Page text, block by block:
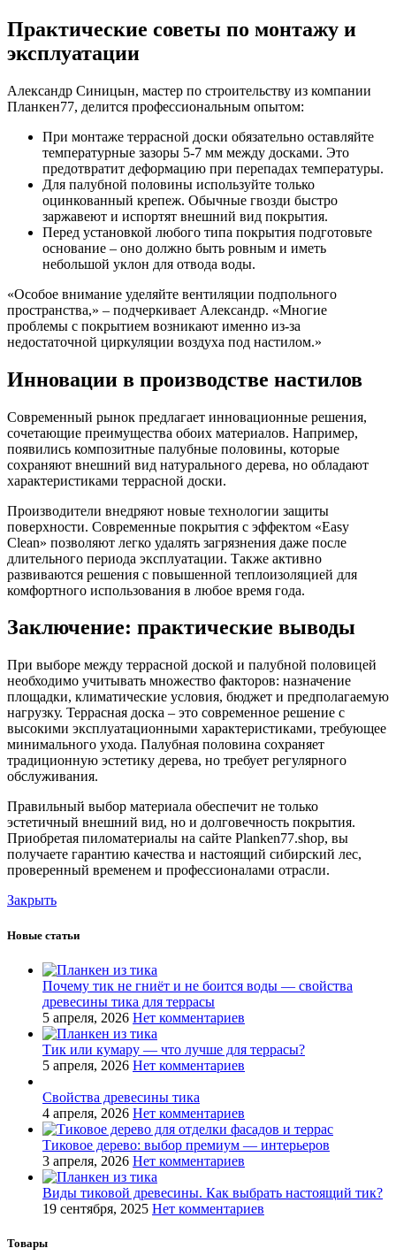
Практические советы по монтажу и
эксплуатации
Александр Синицын, мастер по строительству из компании
Планкен77, делится профессиональным опытом:
При монтаже террасной доски обязательно оставляйте
температурные зазоры 5-7 мм между досками. Это
предотвратит деформацию при перепадах температуры.
Для палубной половины используйте только
оцинкованный крепеж. Обычные гвозди быстро
заржавеют и испортят внешний вид покрытия.
Перед установкой любого типа покрытия подготовьте
основание – оно должно быть ровным и иметь
небольшой уклон для отвода воды.
«Особое внимание уделяйте вентиляции подпольного
пространства,» – подчеркивает Александр. «Многие
проблемы с покрытием возникают именно из-за
недостаточной циркуляции воздуха под настилом.»
Инновации в производстве настилов
Современный рынок предлагает инновационные решения,
сочетающие преимущества обоих материалов. Например,
появились композитные палубные половины, которые
сохраняют внешний вид натурального дерева, но обладают
характеристиками террасной доски.
Производители внедряют новые технологии защиты
поверхности. Современные покрытия с эффектом «Easy
Clean» позволяют легко удалять загрязнения даже после
длительного периода эксплуатации. Также активно
развиваются решения с повышенной теплоизоляцией для
комфортного использования в любое время года.
Заключение: практические выводы
При выборе между террасной доской и палубной половицей
необходимо учитывать множество факторов: назначение
площадки, климатические условия, бюджет и предполагаемую
нагрузку. Террасная доска – это современное решение с
высокими эксплуатационными характеристиками, требующее
минимального ухода. Палубная половина сохраняет
традиционную эстетику дерева, но требует регулярного
обслуживания.
Правильный выбор материала обеспечит не только
эстетичный внешний вид, но и долговечность покрытия.
Приобретая пиломатериалы на сайте Planken77.shop, вы
получаете гарантию качества и настоящий сибирский лес,
проверенный временем и профессионалами отрасли.
Закрыть
Новые статьи
Почему тик не гниёт и не боится воды — свойства
древесины тика для террасы
5 апреля, 2026 Нет комментариев
Тик или кумару — что лучше для террасы?
5 апреля, 2026 Нет комментариев
Свойства древесины тика
4 апреля, 2026 Нет комментариев
Тиковое дерево: выбор премиум — интерьеров
3 апреля, 2026 Нет комментариев
Виды тиковой древесины. Как выбрать настоящий тик?
19 сентября, 2025 Нет комментариев
Товары